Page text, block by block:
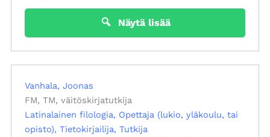
Näytä lisää
Vanhala, Joonas
FM, TM, väitöskirjatutkija
Latinalainen filologia Opettaja (lukio, yläkoulu, tai
opisto) Tietokirjailija Tutkija